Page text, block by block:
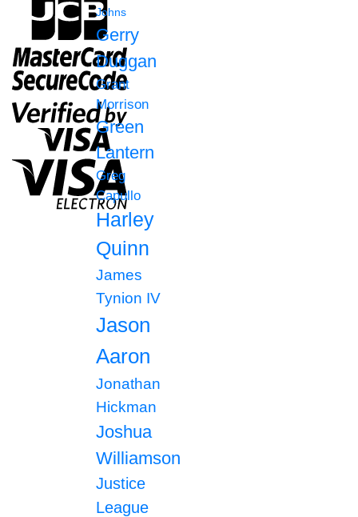
Johns
Gerry
Duggan
Grant
Morrison
Green
Lantern
Greg
Capullo
Harley
Quinn
James
Tynion IV
Jason
Aaron
Jonathan
Hickman
Joshua
Williamson
Justice
League